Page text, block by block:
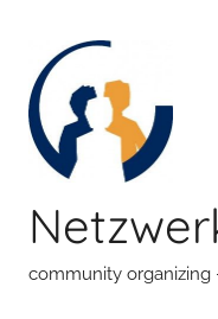
springen
community organizing